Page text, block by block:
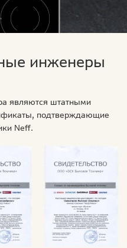
инженеры
являются штатными
подтверждающие
Neff.